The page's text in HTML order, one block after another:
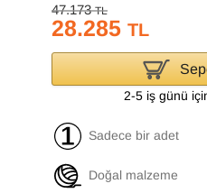
47.173TL
28.285 TL
2-5 iş günü
Sadece bir adet
Doğal malzeme